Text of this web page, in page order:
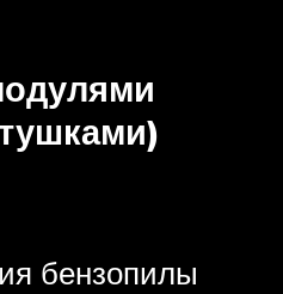
бензопилы